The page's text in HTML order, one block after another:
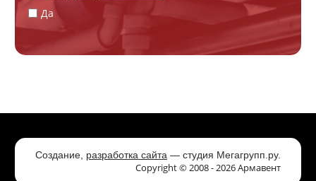
Да
Создание, разработка сайта — студия Мегагрупп.ру.
Copyright © 2008 - 2026 Армавент